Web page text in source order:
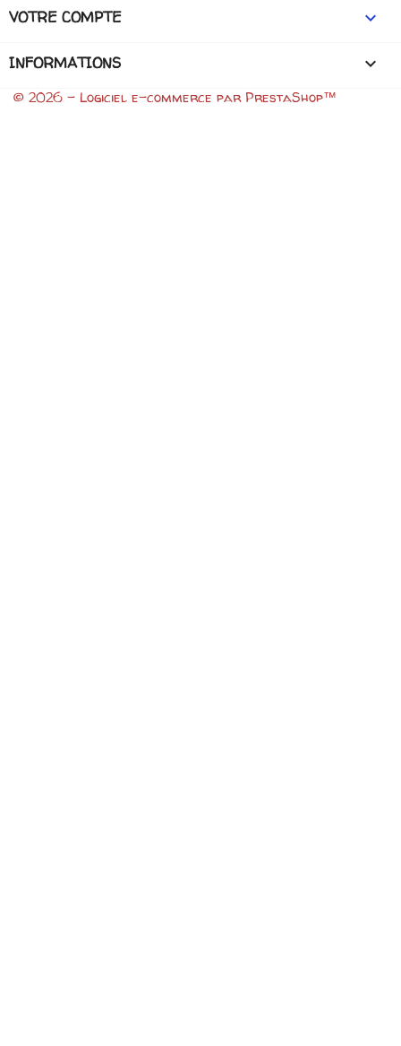
VOTRE COMPTE 
INFORMATIONS keyboard_arrow_down
© 2026 - Logiciel e-commerce par PrestaShop™